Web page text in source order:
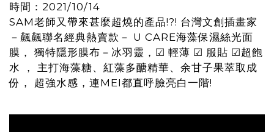
時間：2021/10/14
SAM老師又帶來甚麼超燒的產品!?! 台灣文創插畫家
－飆飆聯名經典熱賣款－ U CARE海藻保濕絲光面
膜， 獨特隱形膜布－冰羽靈，☑ 輕薄 ☑ 服貼 ☑超飽
水 ， 主打海藻糖、紅藻多醣精華、余甘子果萃取成
份， 超強水感，連MEI都直呼臉亮白一階!